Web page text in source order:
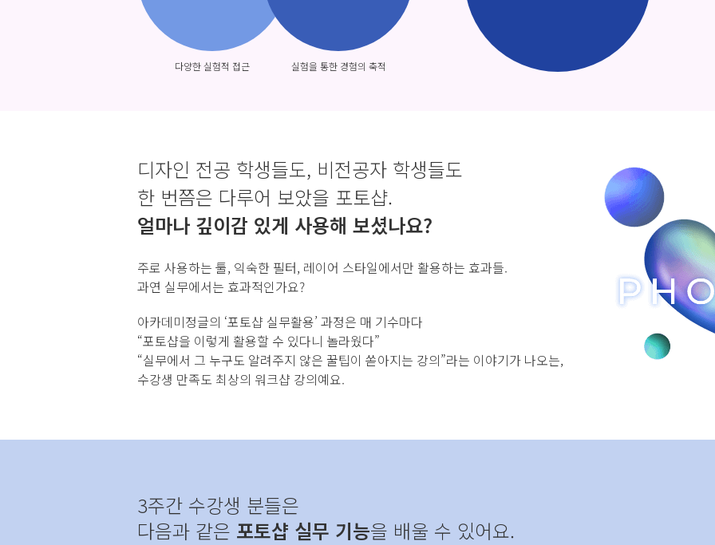
다양한 실험적 접근 실험을 통한 경험의 축적
디자인 전공 학생들도, 비전공자 학생들도
한 번쯤은 다루어 보았을 포토샵.
얼마나 깊이감 있게 사용해 보셨나요?
주로 사용하는 툴, 익숙한 필터, 레이어 스타일에서만 활용하는 효과들.
과연 실무에서는 효과적인가요?
아카데미정글의 ‘포토샵 실무활용’ 과정은 매 기수마다
“포토샵을 이렇게 활용할 수 있다니 놀라웠다”
“실무에서 그 누구도 알려주지 않은 꿀팁이 쏟아지는 강의”라는 이야기가 나오는,
수강생 만족도 최상의 워크샵 강의예요.
3주간 수강생 분들은
다음과 같은 포토샵 실무 기능을 배울 수 있어요.